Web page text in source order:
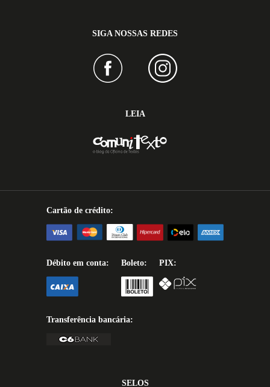
SIGA NOSSAS REDES
LEIA
Cartão de crédito:
Débito em conta: Boleto: PIX:
Transferência bancária:
SELOS